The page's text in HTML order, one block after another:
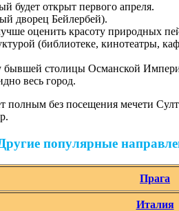
будет открыт первого апреля.
дворец Бейлербей).
оценить красоту природных
(библиотеке, кинотеатры,
бывшей столицы Османской
весь город.
без посещения мечети
популярные
Прага
Италия